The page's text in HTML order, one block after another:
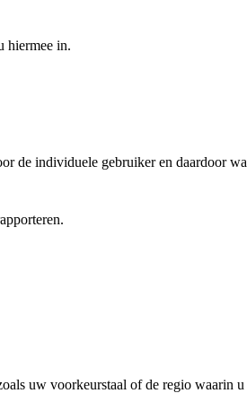
hiermee in.
de individuele gebruiker en daardoor
uw voorkeurstaal of de regio waarin